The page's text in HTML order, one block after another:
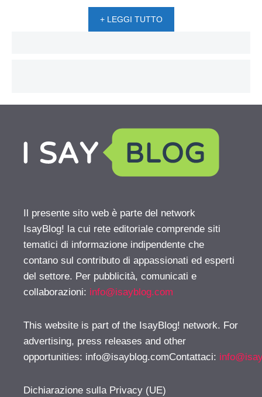
+ LEGGI TUTTO
Il presente sito web è parte del network
IsayBlog! la cui rete editoriale comprende siti
tematici di informazione indipendente che
contano sul contributo di appassionati ed esperti
del settore. Per pubblicità, comunicati e
collaborazioni: info@isayblog.com
This website is part of the IsayBlog! network. For
advertising, press releases and other
opportunities: info@isayblog.comContattaci:
Dichiarazione sulla Privacy (UE)